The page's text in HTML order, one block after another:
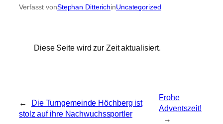
Verfasst vonStephan DitterichinUncategorized
Diese Seite wird zur Zeit aktualisiert.
←
Die Turngemeinde Höchberg ist
stolz auf ihre Nachwuchssportler
Frohe
Adventszeit!
→